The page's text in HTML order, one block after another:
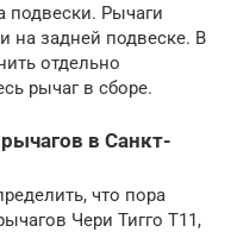
подвески. Рычаги
на задней подвеске. В
отдельно
рычаг в сборе.
в Санкт-
что пора
Чери Тигго Т11,